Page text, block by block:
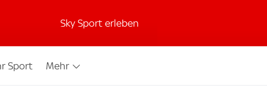
Sky Sport erleben
Sport Mehr